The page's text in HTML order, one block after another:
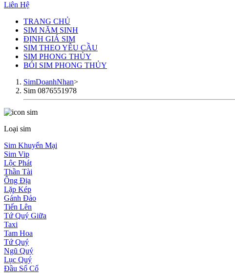
Liên Hệ
TRANG CHỦ
SIM NĂM SINH
ĐỊNH GIÁ SIM
SIM THEO YÊU CẦU
SIM PHONG THỦY
BÓI SIM PHONG THỦY
SimDoanhNhan>
Sim 0876551978
Loại sim
Sim Khuyến Mại
Sim Vip
Lộc Phát
Thần Tài
Ông Địa
Lặp Kép
Gánh Đảo
Tiến Lên
Tứ Quý Giữa
Taxi
Tam Hoa
Tứ Quý
Ngũ Quý
Lục Quý
Đầu Số Cổ